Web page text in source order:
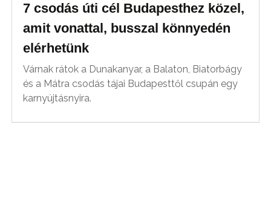
7 csodás úti cél Budapesthez közel,
amit vonattal, busszal könnyedén
elérhetünk
Várnak rátok a Dunakanyar, a Balaton, Biatorbágy
és a Mátra csodás tájai Budapesttől csupán egy
karnyújtásnyira.